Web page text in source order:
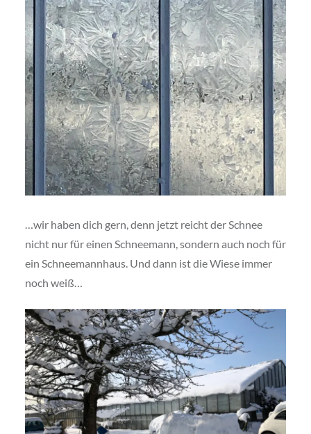
…wir haben dich gern, denn jetzt reicht der Schnee
nicht nur für einen Schneemann, sondern auch noch für
ein Schneemannhaus. Und dann ist die Wiese immer
noch weiß…